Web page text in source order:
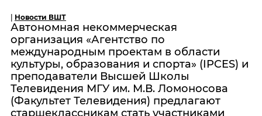
Новости ВШТ
Автономная некоммерческая
организация «Агентство по
международным проектам в области
культуры, образования и спорта» (IPCES) и
преподаватели Высшей Школы
Телевидения МГУ им. М.В. Ломоносова
(Факультет Телевидения) предлагают
старшеклассникам стать участниками